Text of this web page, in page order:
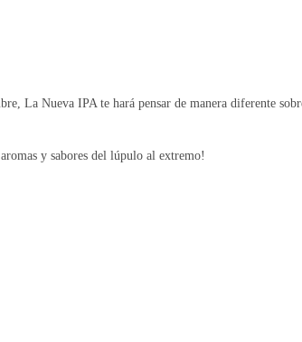
La Nueva IPA te hará pensar de manera diferente
y sabores del lúpulo al extremo!